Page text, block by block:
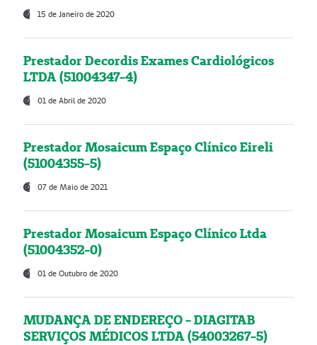
15 de Janeiro de 2020
Prestador Decordis Exames Cardiológicos
LTDA (51004347-4)
01 de Abril de 2020
Prestador Mosaicum Espaço Clínico Eireli
(51004355-5)
07 de Maio de 2021
Prestador Mosaicum Espaço Clínico Ltda
(51004352-0)
01 de Outubro de 2020
MUDANÇA DE ENDEREÇO - DIAGITAB
SERVIÇOS MÉDICOS LTDA (54003267-5)